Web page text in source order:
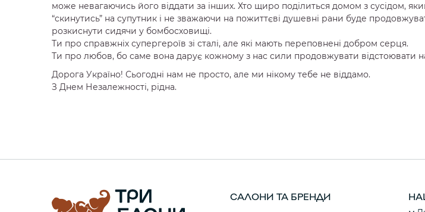
може невагаючись його віддати за інших. Хто щиро поділиться домом з сусідом,
“скинутись” на супутник і не зважаючи на пожиттєві душевні рани буде
розкиснути сидячи у бомбосховищі.
Ти про справжніх супергероїв зі сталі, але які мають переповнені добром серця.
Ти про любов, бо саме вона дарує кожному з нас сили продовжувати відстоювати
Дорога Україно! Сьогодні нам не просто, але ми нікому тебе не віддамо.
З Днем Незалежності, рідна.
САЛОНИ ТА БРЕНДИ